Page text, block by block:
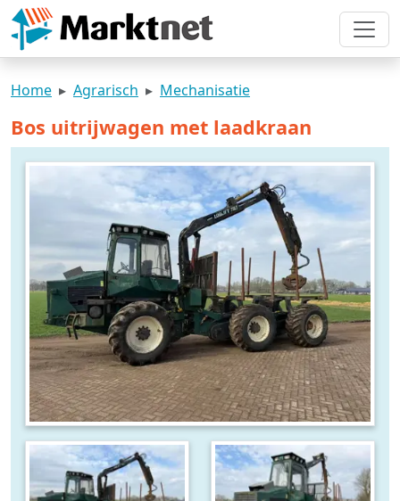
Home Agrarisch Mechanisatie
Bos uitrijwagen met laadkraan